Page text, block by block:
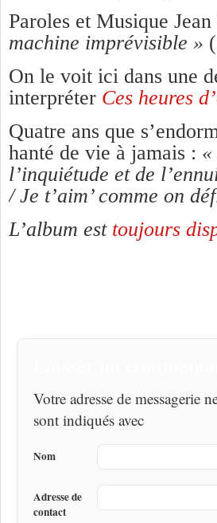
Paroles et Musique
machine imprévisible »
On le voit ici dans une
interpréter Ces heures
Quatre ans que
hanté de vie à jamais :
l’inquiétude et de
/ Je t’aim’ comme on
L’album est toujours
Votre adresse de messagerie
sont indiqués avec
Nom
Adresse de
contact